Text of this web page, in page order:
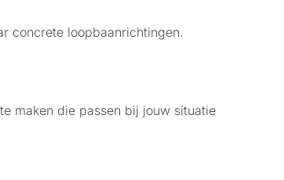
concrete loopbaanrichtingen.
maken die passen bij jouw situatie